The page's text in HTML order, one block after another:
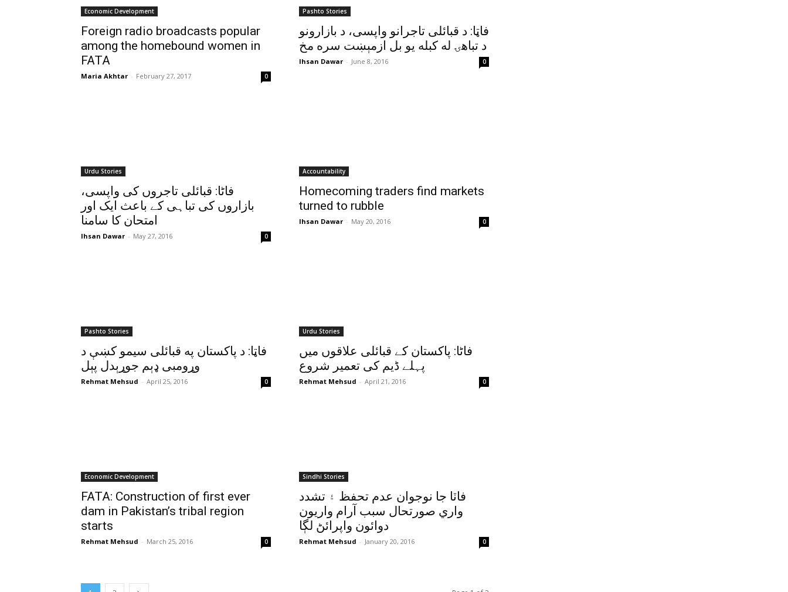
Economic Development
Foreign radio broadcasts popular
among the homebound women in
FATA
Maria Akhtar - February 27, 2017 0
Pashto Stories
فاټا: د قبائلى تاجرانو واپسى، د بازارونو
د تباهۍ له کبله يو بل ازمېښت سره مخ
Ihsan Dawar - June 8, 2016 0
Urdu Stories
فاٹا: قبائلی تاجروں کی واپسی،
بازاروں کی تباہی کے باعث ایک اور
امتحان کا سامنا
Ihsan Dawar - May 27, 2016 0
Accountability
Homecoming traders find markets
turned to rubble
Ihsan Dawar - May 20, 2016 0
Pashto Stories
فاټا: د پاکستان په قبائلى سيمو کښې د
وړومبى ډېم جوړېدل پېل
Rehmat Mehsud - April 25, 2016 0
Urdu Stories
فاٹا: پاکستان کے قبائلی علاقوں میں
پہلے ڈیم کی تعمیر شروع
Rehmat Mehsud - April 21, 2016 0
Economic Development
FATA: Construction of first ever
dam in Pakistan’s tribal region
starts
Rehmat Mehsud - March 25, 2016 0
Sindhi Stories
فاٽا جا نوجوان عدم تحفظ ۽ تشدد
واري صورتحال سبب آرام واريون
دوائون واپرائڻ لڳا
Rehmat Mehsud - January 20, 2016 0